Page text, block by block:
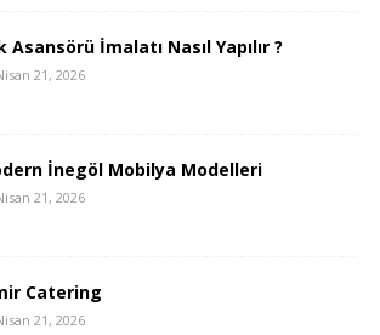
Asansörü İmalatı Nasıl Yapılır ?
21, 2026
İnegöl Mobilya Modelleri
21, 2026
Catering
21, 2026